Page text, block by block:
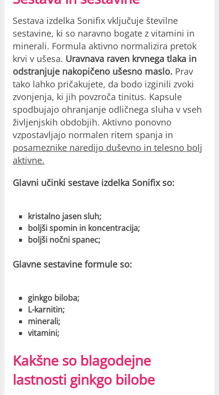
Sestava izdelka Sonifix vključuje številne
sestavine, ki so naravno bogate z vitamini in
minerali. Formula aktivno normalizira pretok
krvi v ušesa. Uravnava raven krvnega tlaka in
odstranjuje nakopičeno ušesno maslo. Prav
tako lahko pričakujete, da bodo izginili zvoki
zvonjenja, ki jih povzroča tinitus. Kapsule
spodbujajo ohranjanje odličnega sluha v vseh
življenjskih obdobjih. Aktivno ponovno
vzpostavljajo normalen ritem spanja in
posameznike naredijo duševno in telesno bolj
aktivne.
Glavni učinki sestave izdelka Sonifix so:
kristalno jasen sluh;
boljši spomin in koncentracija;
boljši nočni spanec;
Glavne sestavine formule so:
ginkgo biloba;
L-karnitin;
minerali;
vitamini;
Kakšne so blagodejne
lastnosti ginkgo bilobe